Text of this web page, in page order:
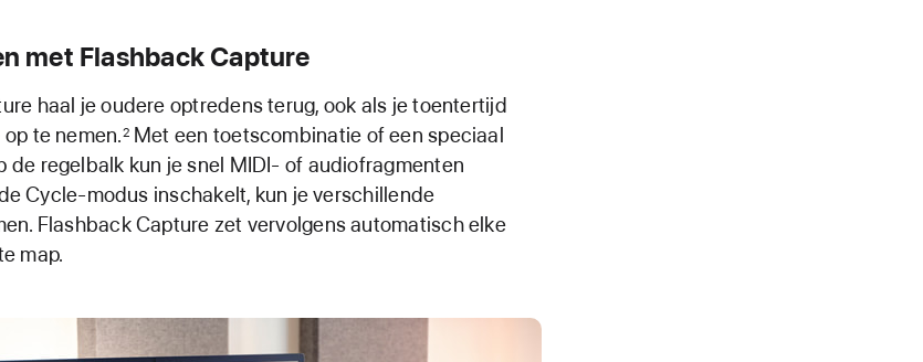
met Flashback Capture
haal je oudere optredens terug, ook als je toentertijd
te nemen.2Met een toetscombinatie of een speciaal
de regelbalk kun je snel MIDI- of audiofragmenten
Cycle-modus inschakelt, kun je verschillende
Flashback Capture zet vervolgens automatisch elke
map.